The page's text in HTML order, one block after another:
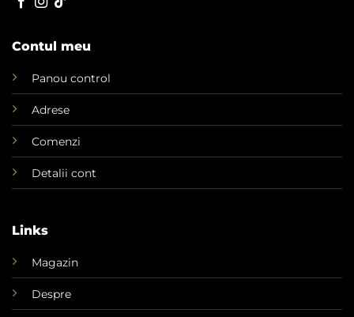
Contul meu
Panou control
Adrese
Comenzi
Detalii cont
Links
Magazin
Despre